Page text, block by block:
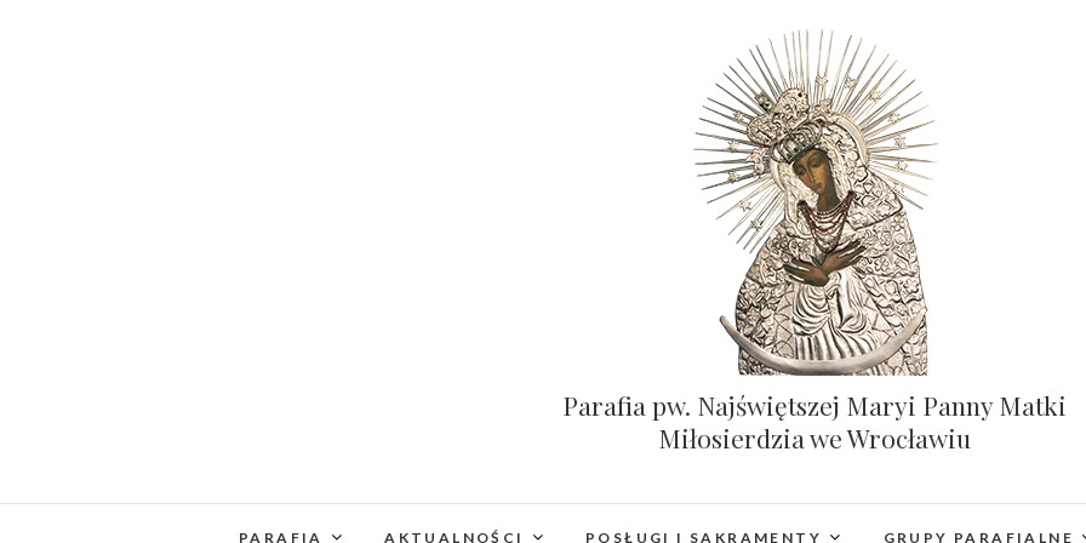
Parafia pw. Najświętszej Maryi Panny Matki
Miłosierdzia we Wrocławiu
PARAFIA AKTUALNOŚCI POSŁUGI I SAKRAMENTY GRUPY PARAFIALNE